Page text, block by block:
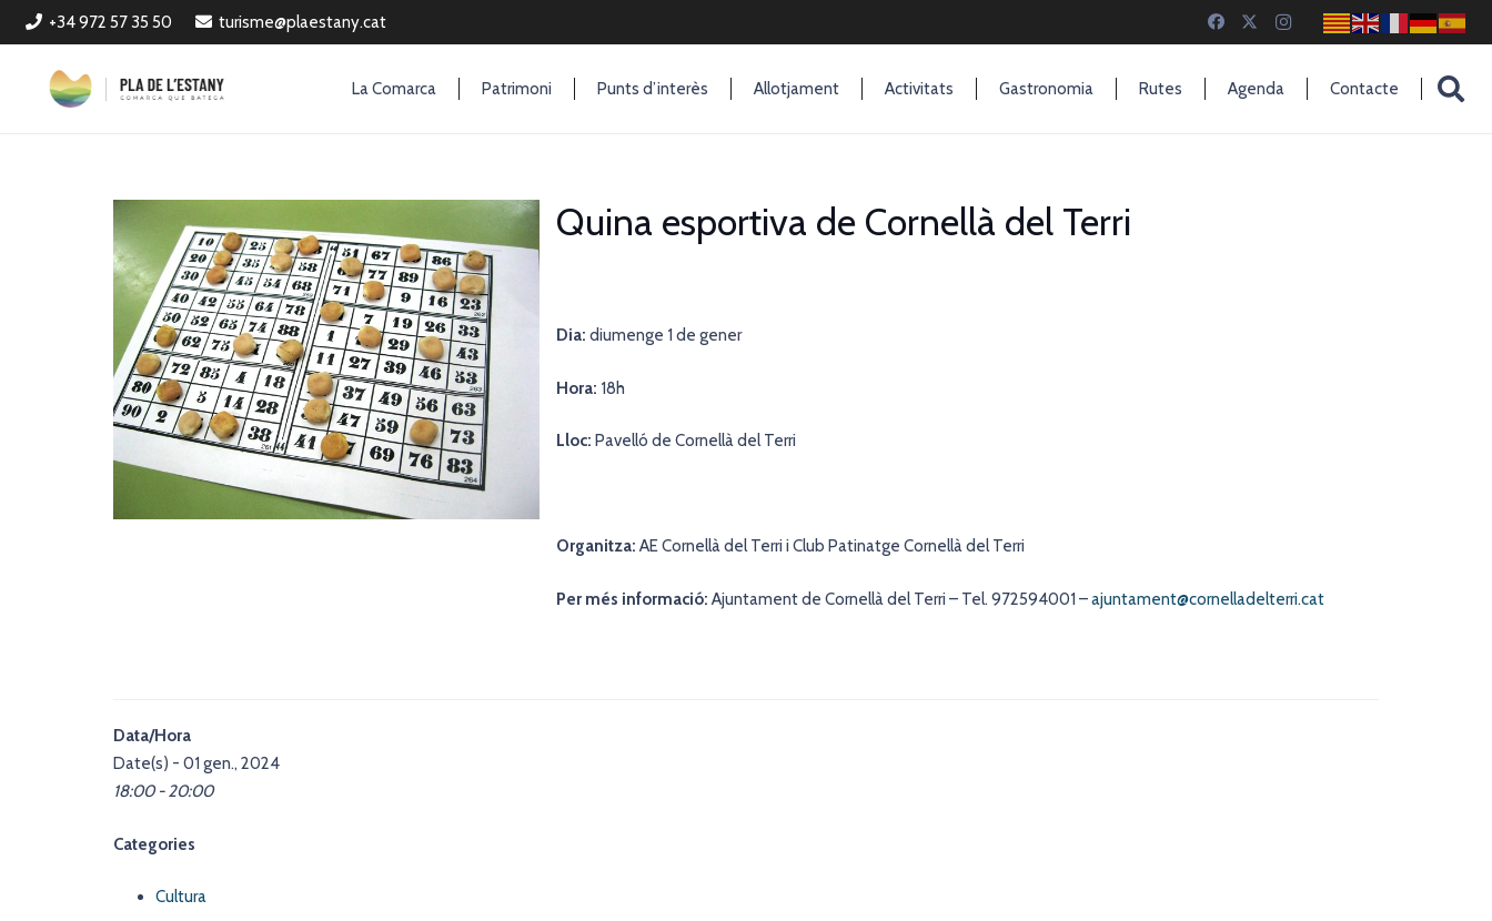
+34 972 57 35 50 turisme@plaestany.cat
La Comarca Patrimoni Punts d’interès Allotjament Activitats Gastronomia Rutes Agenda Contacte
Quina esportiva de Cornellà del Terri
Dia: diumenge 1 de gener
Hora: 18h
Lloc: Pavelló de Cornellà del Terri
Organitza: AE Cornellà del Terri i Club Patinatge Cornellà del Terri
Per més informació: Ajuntament de Cornellà del Terri – Tel. 972594001 –ajuntament@cornelladelterri.cat
Data/Hora
Date(s) - 01 gen., 2024
18:00 - 20:00
Categories
Cultura